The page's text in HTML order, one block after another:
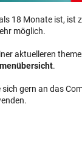
18 Monate ist, ist
möglich.
aktuelleren
.
sich gern an das